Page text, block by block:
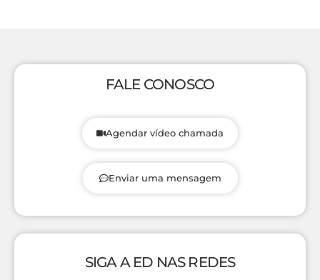
FALE CONOSCO
Agendar vídeo chamada
Enviar uma mensagem
SIGA A ED NAS REDES